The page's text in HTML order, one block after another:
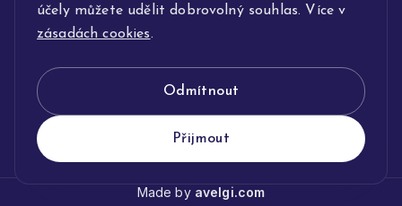
účely můžete udělit dobrovolný souhlas. Více v
zásadách cookies.
Odmítnout
Přijmout
POPIS SLUŽEB
KLENOTNICTVÍ JOLLEO
Made by avelgi.com